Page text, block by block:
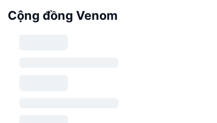
Cộng đồng Venom